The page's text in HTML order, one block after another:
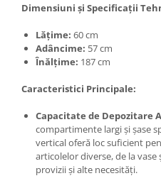
Dimensiuni și Specificații
Lățime: 60 cm
Adâncime: 57 cm
Înălțime: 187 cm
Caracteristici Principale:
Capacitate de Depozitare
compartimente largi și șase
vertical oferă loc suficient
articolelor diverse, de la
provizii și alte necesități.